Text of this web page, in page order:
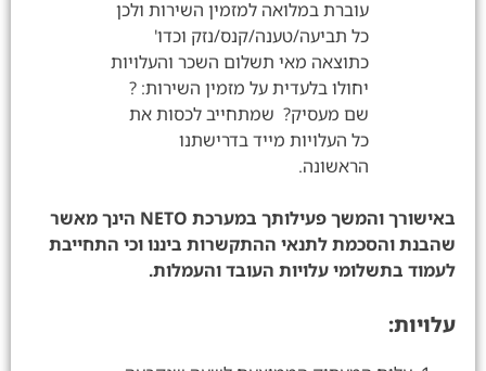
עוברת במלואה למזמין השירות ולכן
כל תביעה/טענה/קנס/נזק וכדו'
כתוצאה מאי תשלום השכר והעלויות
יחולו בלעדית על מזמין השירות: ?
שם מעסיק? שמתחייב לכסות את
כל העלויות מייד בדרישתנו
הראשונה.
באישורך והמשך פעילותך במערכת NETO הינך מאשר
שהבנת והסכמת לתנאי ההתקשרות ביננו וכי התחייבת
לעמוד בתשלומי עלויות העובד והעמלות.
עלויות: